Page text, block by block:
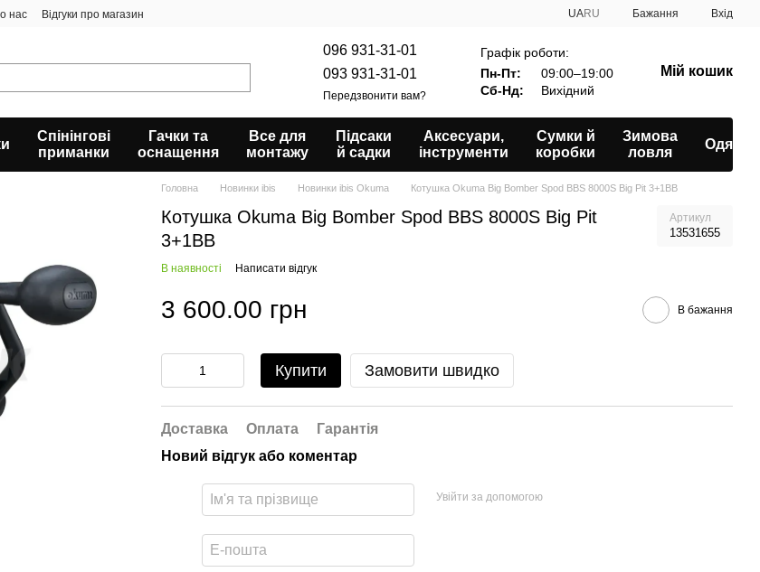
нас Відгуки про магазин UARU Бажання Вхід
096 931-31-01
093 931-31-01
Передзвонити вам?
Графік роботи:
Пн-Пт:
09:00–19:00
Сб-Нд:
Вихідний
Мій кошик
Спінінгові
приманки
Гачки та
оснащення
Все для
монтажу
Підсаки
й садки
Аксесуари,
інструменти
Сумки й
коробки
Зимова
ловля
Одяг
Головна Новинки ibis Новинки ibis Okuma Котушка Okuma Big Bomber Spod BBS 8000S Big Pit 3+1BB
Котушка Okuma Big Bomber Spod BBS 8000S Big Pit
3+1BB
Артикул
13531655
В наявності Написати відгук
3 600.00 грн В бажання
Купити Замовити швидко
Доставка Оплата
Гарантія
Новий відгук або коментар
Увійти за допомогою